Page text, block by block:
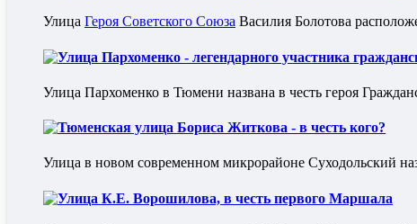
Улица Героя Советского Союза Василия Болотова
Улица Пархоменко - легендарного участника
Улица Пархоменко в Тюмени названа в честь героя
Тюменская улица Бориса Житкова - в честь кого?
Улица в новом современном микрорайоне Суходольский
Улица К.Е. Ворошилова, в честь первого Маршала